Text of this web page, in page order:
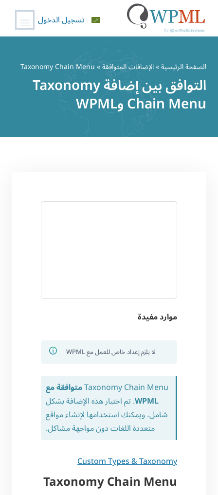
المحتوى
تسجيل الدخول
الصفحة الرئيسية»الإضافات المتوافقة» Taxonomy Chain Menu
التوافق بين إضافة Taxonomy
Chain Menu وWPML
موارد مفيدة
لا يلزم إعداد خاص للعمل مع WPML
Taxonomy Chain Menuمتوافقة مع
WPML. تم اختبار هذه الإضافة بشكل
شامل، ويمكنك استخدامها لإنشاء مواقع
متعددة اللغات دون مواجهة مشاكل.
Custom Types & Taxonomy
Taxonomy Chain Menu